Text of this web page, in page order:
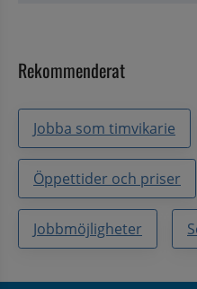
Rekommenderat
Jobba som timvikarie
Öppettider och priser
Jobbmöjligheter